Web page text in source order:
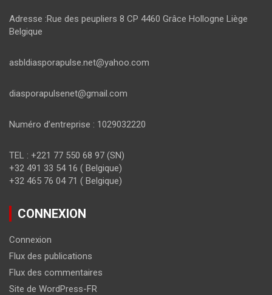
Adresse :Rue des peupliers 8 CP 4460 Grâce Hollogne Liège
Belgique
asbldiasporapulse.net@yahoo.com
diasporapulsenet@gmail.com
Numéro d’entreprise : 1029032220
TEL : +221 77 550 68 97 (SN)
+32 491 33 54 16 ( Belgique)
+32 465 76 04 71 ( Belgique)
CONNEXION
Connexion
Flux des publications
Flux des commentaires
Site de WordPress-FR